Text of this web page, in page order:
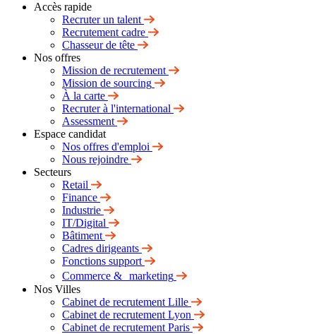
Accès rapide
Recruter un talent
Recrutement cadre
Chasseur de tête
Nos offres
Mission de recrutement
Mission de sourcing
À la carte
Recruter à l'international
Assessment
Espace candidat
Nos offres d'emploi
Nous rejoindre
Secteurs
Retail
Finance
Industrie
IT/Digital
Bâtiment
Cadres dirigeants
Fonctions support
Commerce & marketing
Nos Villes
Cabinet de recrutement Lille
Cabinet de recrutement Lyon
Cabinet de recrutement Paris